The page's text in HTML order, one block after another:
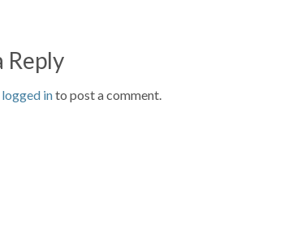
Reply
logged into post a comment.